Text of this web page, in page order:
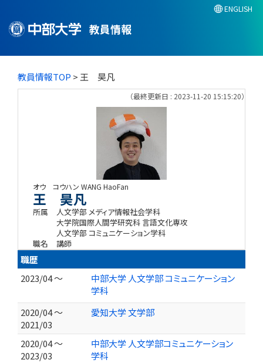
教員情報
ENGLISH
教員情報TOP > 王 昊凡
（最終更新日 : 2023-11-20 15:15:20）
オウ コウハン WANG HaoFan
王 昊凡
所属
人文学部 メディア情報社会学科
大学院国際人間学研究科 言語文化専攻
人文学部 コミュニケーション学科
職名
講師
職歴
2023/04 ～
中部大学 人文学部 コミュニケーション
学科
2020/04 ～
2021/03
愛知大学 文学部
2020/04 ～
2023/03
中部大学 人文学部コミュニケーション
学科